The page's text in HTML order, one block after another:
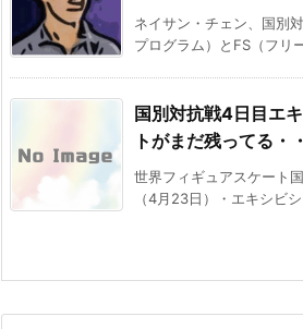
ネイサン・チェン、国別
プログラム）とFS（フリ
国別対抗戦4日目エ
トがまだ残ってる・
世界フィギュアスケート
（4月23日）・エキシビ